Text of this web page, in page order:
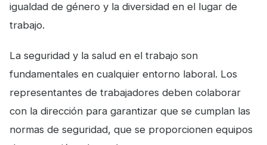
igualdad de género y la diversidad en el lugar de
trabajo.
La seguridad y la salud en el trabajo son
fundamentales en cualquier entorno laboral. Los
representantes de trabajadores deben colaborar
con la dirección para garantizar que se cumplan las
normas de seguridad, que se proporcionen equipos